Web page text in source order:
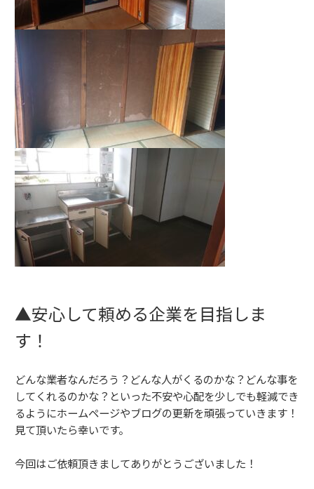
▲安心して頼める企業を目指しま
す！
どんな業者なんだろう？どんな人がくるのかな？どんな事を
してくれるのかな？といった不安や心配を少しでも軽減でき
るようにホームページやブログの更新を頑張っていきます！
見て頂いたら幸いです。
今回はご依頼頂きましてありがとうございました！